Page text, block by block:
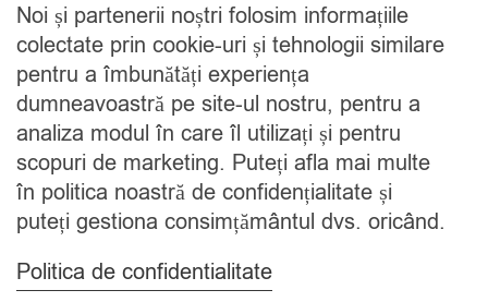
CONTACT L-V 9-15
0733 015 532
EMAIL
contact@savorshop.ro
Noi și partenerii noștri folosim informațiile
colectate prin cookie-uri și tehnologii similare
pentru a îmbunătăți experiența
dumneavoastră pe site-ul nostru, pentru a
analiza modul în care îl utilizați și pentru
scopuri de marketing. Puteți afla mai multe
în politica noastră de confidențialitate și
puteți gestiona consimțământul dvs. oricând.
Politica de confidentialitate